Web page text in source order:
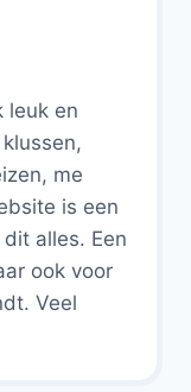
leuk en
me
is een
alles. Een
ook voor
Veel